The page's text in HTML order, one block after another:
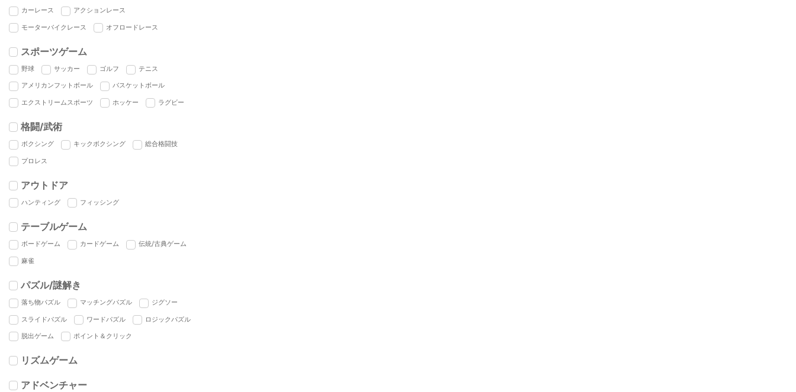
カーレース アクションレース
モーターバイクレース オフロードレース
スポーツゲーム
野球 サッカー ゴルフ テニス
アメリカンフットボール バスケットボール
エクストリームスポーツ ホッケー ラグビー
格闘/武術
ボクシング キックボクシング 総合格闘技
プロレス
アウトドア
ハンティング フィッシング
テーブルゲーム
ボードゲーム カードゲーム 伝統/古典ゲーム
麻雀
パズル/謎解き
落ち物パズル マッチングパズル ジグソー
スライドパズル ワードパズル ロジックパズル
脱出ゲーム ポイント＆クリック
リズムゲーム
アドベンチャー